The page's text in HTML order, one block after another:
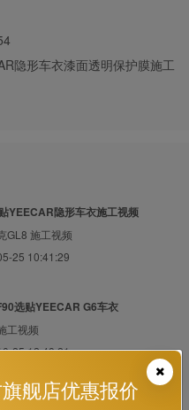
隐形车衣漆面透明保护膜施工
YEECAR隐形车衣施工视频
GL8 施工视频
25 10:41:29
选贴YEECAR G6车衣
工视频
25 12:48:21
GT50 YEECAR隐形车衣施工案例
舰店优惠报价